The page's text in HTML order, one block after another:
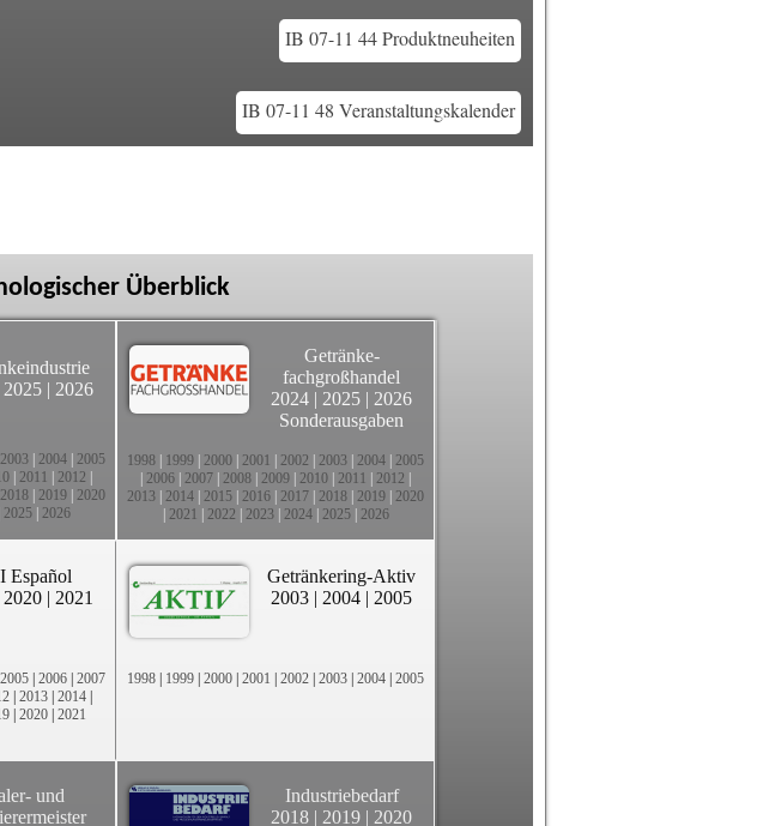
IB 07-11 44 Produktneuheiten
IB 07-11 48 Veranstaltungskalender
Überblick
2025 | 2026
2003 2004 2005
2011 2012
2018 2019 2020
2025| 2026
Getränke-
fachgroßhandel
2024 | 2025 | 2026
Sonderausgaben
1998 1999 2000 2001 2002 2003 2004 2005
2006 2007 2008 2009 2010 2011 2012
2013 2014 2015 2016 2017 2018 2019 2020
2021 2022 2023| 2024| 2025| 2026
Español
2020 | 2021
2005 | 2006 | 2007
| 2013 | 2014 |
| 2020 | 2021
Getränkering-Aktiv
2003 | 2004 | 2005
1998 | 1999 | 2000 | 2001 | 2002 | 2003 | 2004 | 2005
und
Industriebedarf
2018 | 2019 | 2020